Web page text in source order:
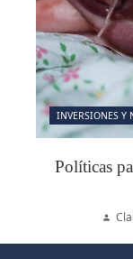
INVERSIONES Y
Políticas